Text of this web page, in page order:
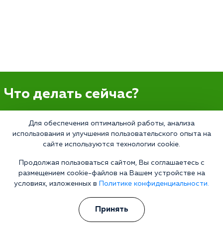
Что делать сейчас?
Мы знаем всю глубину проблемы и знаем, как Вам помочь.
Консультанты программы сами в прошлом преодолели
зависимость и знают изнутри все стороны болезни.
Свяжитесь с нами и получите профессиональную
Получить консультацию
Для обеспечения оптимальной работы, анализа
использования и улучшения пользовательского опыта на
сайте используются технологии cookie.
Продолжая пользоваться сайтом, Вы соглашаетесь с
размещением cookie-файлов на Вашем устройстве на
условиях, изложенных в
Политике конфиденциальности.
Принять